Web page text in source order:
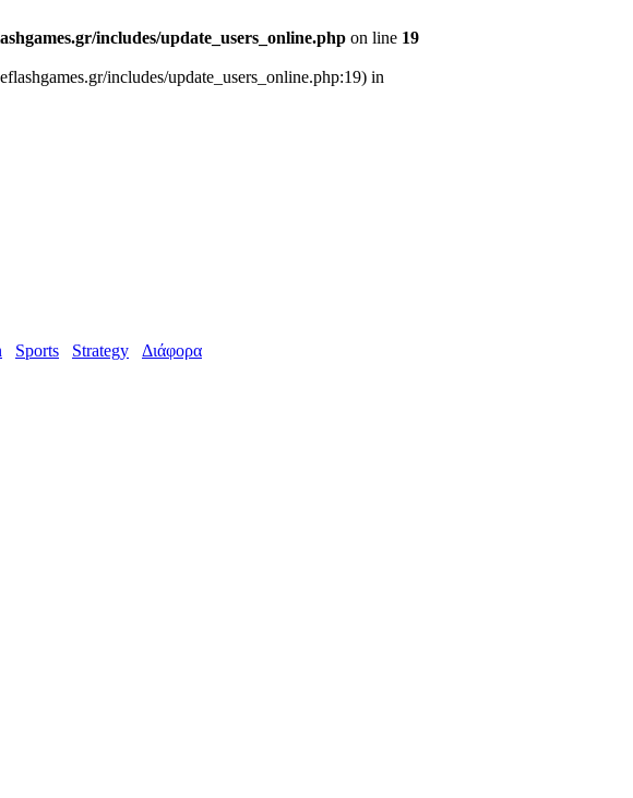
includes/update_users_online.php on line 19
includes/update_users_online.php:19) in
Sports Strategy
Διάφορα